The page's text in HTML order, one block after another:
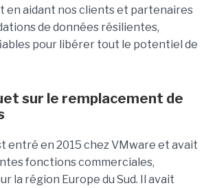
en aidant nos clients et partenaires
de données résilientes,
pour libérer tout le potentiel de
sur le remplacement de
entré en 2015 chez VMware et avait
fonctions commerciales,
la région Europe du Sud. Il avait